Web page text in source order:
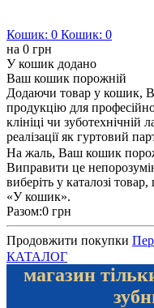
Кошик: 0 Кошик: 0
на 0 грн
У кошик додано
Ваш кошик порожній
Додаючи товар у кошик,
продукцію для
клініці чи зуботехнічній
реалізації як гуртовий
На жаль, Ваш кошик
Виправити це
виберіть у каталозі
«У кошик».
Разом:0 грн
Продовжити покупки
КАТАЛОГ
магазин